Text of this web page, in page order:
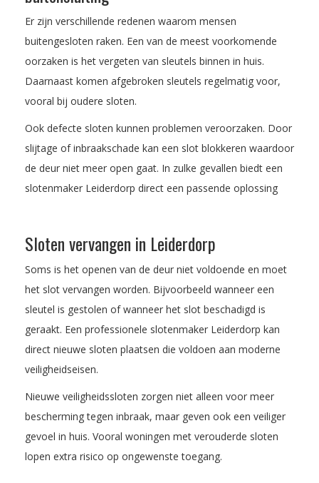
Er zijn verschillende redenen waarom mensen
buitengesloten raken. Een van de meest voorkomende
oorzaken is het vergeten van sleutels binnen in huis.
Daarnaast komen afgebroken sleutels regelmatig voor,
vooral bij oudere sloten.
Ook defecte sloten kunnen problemen veroorzaken. Door
slijtage of inbraakschade kan een slot blokkeren waardoor
de deur niet meer open gaat. In zulke gevallen biedt een
slotenmaker Leiderdorp direct een passende oplossing
Sloten vervangen in Leiderdorp
Soms is het openen van de deur niet voldoende en moet
het slot vervangen worden. Bijvoorbeeld wanneer een
sleutel is gestolen of wanneer het slot beschadigd is
geraakt. Een professionele slotenmaker Leiderdorp kan
direct nieuwe sloten plaatsen die voldoen aan moderne
veiligheidseisen.
Nieuwe veiligheidssloten zorgen niet alleen voor meer
bescherming tegen inbraak, maar geven ook een veiliger
gevoel in huis. Vooral woningen met verouderde sloten
lopen extra risico op ongewenste toegang.